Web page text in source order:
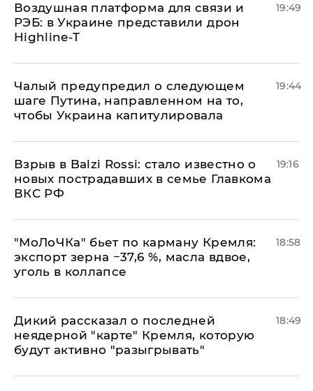
Воздушная платформа для связи и
РЭБ: в Украине представили дрон
Highline-T
19:49
Чалый предупредил о следующем
шаге Путина, направленном на то,
чтобы Украина капитулировала
19:44
Взрыв в Balzi Rossi: стало известно о
новых пострадавших в семье Главкома
ВКС РФ
19:16
​"МоЛоЧКа" бьет по карману Кремля:
экспорт зерна −37,6 %, масла вдвое,
уголь в коллапсе
18:58
Дикий рассказал о последней
неядерной "карте" Кремля, которую
будут активно "разыгрывать"
18:49